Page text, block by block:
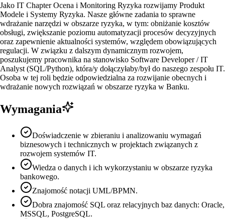
Jako IT Chapter Ocena i Monitoring Ryzyka rozwijamy Produkt
Modele i Systemy Ryzyka. Nasze główne zadania to sprawne
wdrażanie narzędzi w obszarze ryzyka, w tym: obniżanie kosztów
obsługi, zwiększanie poziomu automatyzacji procesów decyzyjnych
oraz zapewnienie aktualności systemów, względem obowiązujących
regulacji. W związku z dalszym dynamicznym rozwojem,
poszukujemy pracownika na stanowisko Software Developer / IT
Analyst (SQL/Python), która/y dołączyłaby/był do naszego zespołu IT.
Osoba w tej roli będzie odpowiedzialna za rozwijanie obecnych i
wdrażanie nowych rozwiązań w obszarze ryzyka w Banku.
Wymagania
Doświadczenie w zbieraniu i analizowaniu wymagań
biznesowych i technicznych w projektach związanych z
rozwojem systemów IT.
Wiedza o danych i ich wykorzystaniu w obszarze ryzyka
bankowego.
Znajomość notacji UML/BPMN.
Dobra znajomość SQL oraz relacyjnych baz danych: Oracle,
MSSQL, PostgreSQL.